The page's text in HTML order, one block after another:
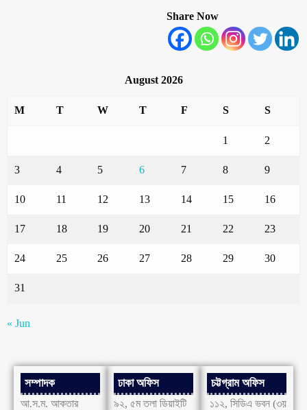
Share Now
August 2026
M T W T F S S
1 2
3 4 5 6 7 8 9
10 11 12 13 14 15 16
17 18 19 20 21 22 23
24 25 26 27 28 29 30
31
« Jun
সম্পাদক
আ.স.ম. আকতার
ঢাকা অফিস
৯২, ৫ম তলা ডিয়াইটি
চট্টগ্রাম অফিস
১১২, সিডিএ ভবন (৩য়